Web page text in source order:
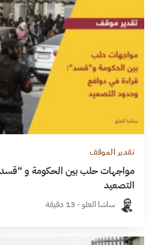
تقدير الموقف
مواجهات حلب بين الحكومة و
التصعيد
ساشا العلو · 13 دقيقة